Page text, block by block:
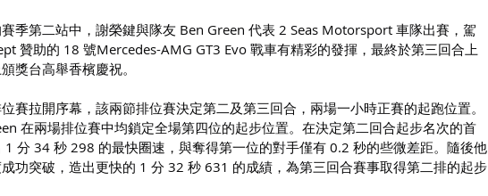
季第二站中，謝榮鍵與隊友 Ben Green 代表 2 Seas Motorsport 車隊出賽，駕
贊助的 18 號Mercedes-AMG GT3 Evo 戰車有精彩的發揮，最終於第三回合上
獎台高舉香檳慶祝。
賽拉開序幕，該兩節排位賽決定第二及第三回合，兩場一小時正賽的起跑位置。
在兩場排位賽中均鎖定全場第四位的起步位置。在決定第二回合起步名次的首
1 分 34 秒 298 的最快圈速，與奪得第一位的對手僅有 0.2 秒的些微差距。隨後他
功突破，造出更快的 1 分 32 秒 631 的成績，為第三回合賽事取得第二排的起步